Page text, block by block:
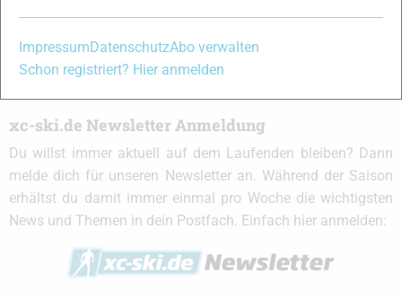
xc-ski.de in Social Media
instagramfacebookspotify x
xc-ski.de Newsletter Anmeldung
Du willst immer aktuell auf dem Laufenden bleiben? Dann
melde dich für unseren Newsletter an. Während der Saison
erhältst du damit immer einmal pro Woche die wichtigsten
News und Themen in dein Postfach. Einfach hier anmelden:
Impressum DatenschutzAbo verwalten
Schon registriert? Hier anmelden